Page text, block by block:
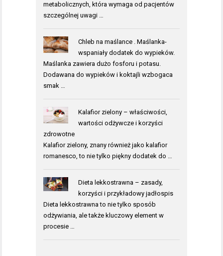
metabolicznych, która wymaga od pacjentów
szczególnej uwagi …
Chleb na maślance . Maślanka-
wspaniały dodatek do wypieków.
Maślanka zawiera dużo fosforu i potasu.
Dodawana do wypieków i koktajli wzbogaca
smak …
Kalafior zielony – właściwości,
wartości odżywcze i korzyści
zdrowotne
Kalafior zielony, znany również jako kalafior
romanesco, to nie tylko piękny dodatek do …
Dieta lekkostrawna – zasady,
korzyści i przykładowy jadłospis
Dieta lekkostrawna to nie tylko sposób
odżywiania, ale także kluczowy element w
procesie …